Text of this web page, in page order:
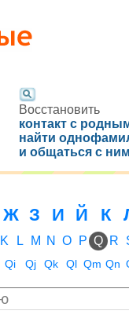
Восстановить
контакт с
найти
и общаться с
Ж З И Й К
K L M N O P Q R
Qi Qj Qk Ql Qm Qn